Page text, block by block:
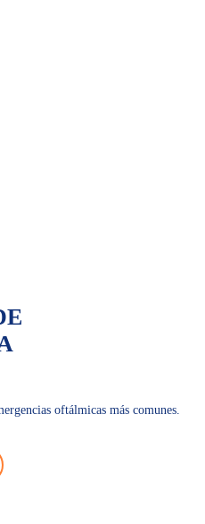
oftálmicas más comunes.